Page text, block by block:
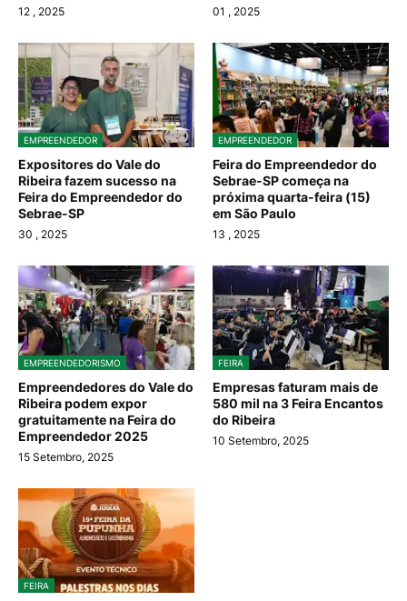
12 , 2025 01 , 2025
EMPREENDEDOR
Expositores do Vale do
Ribeira fazem sucesso na
Feira do Empreendedor do
Sebrae-SP
30 , 2025
EMPREENDEDOR
Feira do Empreendedor do
Sebrae-SP começa na
próxima quarta-feira (15)
em São Paulo
13 , 2025
EMPREENDEDORISMO
Empreendedores do Vale do
Ribeira podem expor
gratuitamente na Feira do
Empreendedor 2025
15 Setembro, 2025
FEIRA
Empresas faturam mais de
580 mil na 3 Feira Encantos
do Ribeira
10 Setembro, 2025
FEIRA